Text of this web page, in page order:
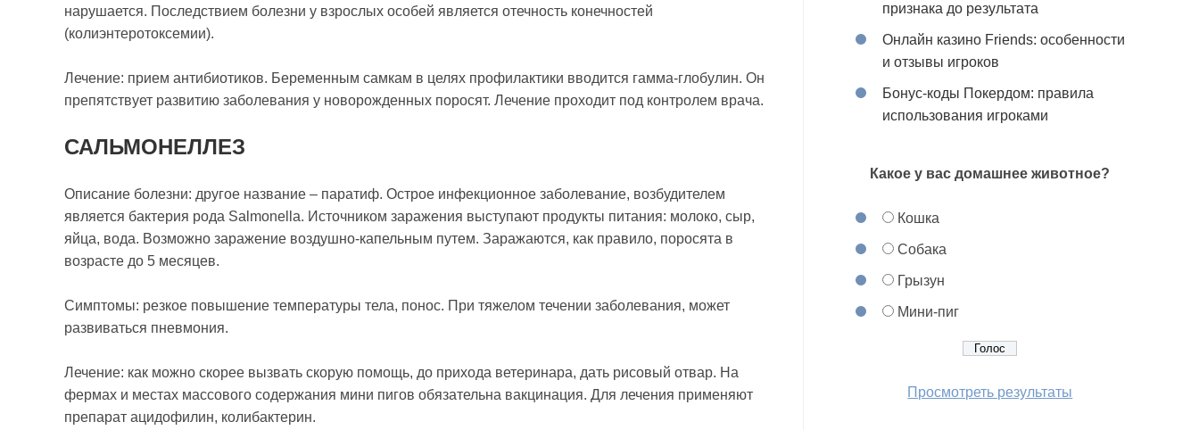
нарушается. Последствием болезни у взрослых особей является отечность конечностей
(колиэнтеротоксемии).
Лечение: прием антибиотиков. Беременным самкам в целях профилактики вводится гамма-глобулин. Он
препятствует развитию заболевания у новорожденных поросят. Лечение проходит под контролем врача.
САЛЬМОНЕЛЛЕЗ
Описание болезни: другое название – паратиф. Острое инфекционное заболевание, возбудителем
является бактерия рода Salmonella. Источником заражения выступают продукты питания: молоко, сыр,
яйца, вода. Возможно заражение воздушно-капельным путем. Заражаются, как правило, поросята в
возрасте до 5 месяцев.
Симптомы: резкое повышение температуры тела, понос. При тяжелом течении заболевания, может
развиваться пневмония.
Лечение: как можно скорее вызвать скорую помощь, до прихода ветеринара, дать рисовый отвар. На
фермах и местах массового содержания мини пигов обязательна вакцинация. Для лечения применяют
препарат ацидофилин, колибактерин.
признака до результата
Онлайн казино Friends: особенности
и отзывы игроков
Бонус-коды Покердом: правила
использования игроками
Какое у вас домашнее животное?
Кошка
Собака
Грызун
Мини-пиг
Просмотреть результаты